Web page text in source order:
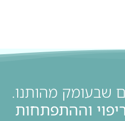
שבעומק מהותנו.
וההתפתחות